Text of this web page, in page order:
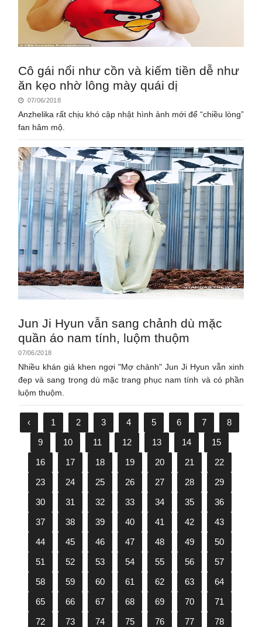
Cô gái nổi như cồn và kiếm tiền dễ như
ăn kẹo nhờ lông mày quái dị
07/06/2018
Anzhelika rất chịu khó cập nhật hình ảnh mới để “chiều lòng”
fan hâm mộ.
Jun Ji Hyun vẫn sang chảnh dù mặc
quần áo nam tính, luộm thuộm
07/06/2018
Nhiều khán giả khen ngợi "Mợ chảnh" Jun Ji Hyun vẫn xinh
đẹp và sang trọng dù mặc trang phục nam tính và có phần
luộm thuộm.
‹ 1 2 3 4 5 6 7
8
9
10 11 12 13 14
15
16
17 18 19 20 21
22
23
24 25 26 27 28
29
30
31 32 33 34 35
36
37
38 39 40 41 42
43
44
45 46 47 48 49
50
51
52 53 54 55 56
57
58
59 60 61 62 63
64
65
66 67 68 69 70
71
72
73 74 75 76 77
78